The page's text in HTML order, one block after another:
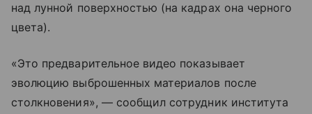
над лунной поверхностью (на кадрах она черного
цвета).
«Это предварительное видео показывает
эволюцию выброшенных материалов после
столкновения», — сообщил сотрудник института